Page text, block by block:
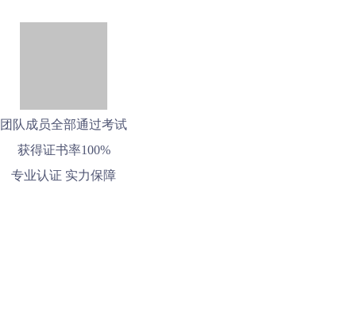
团队成员全部通过考试
获得证书率100%
专业认证 实力保障